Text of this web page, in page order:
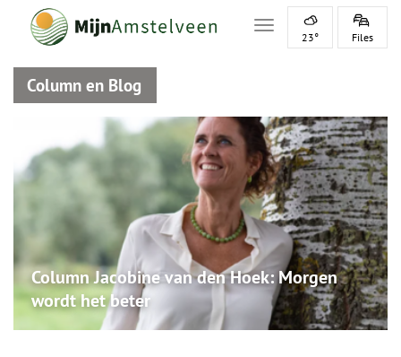
Toggle navigation
23° Files
Column en Blog
Column Jacobine van den Hoek: Morgen
wordt het beter